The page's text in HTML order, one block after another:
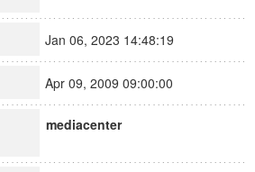
Jan 06, 2023 14:48:19
Apr 09, 2009 09:00:00
mediacenter